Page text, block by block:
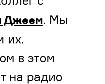
Джеем. Мы
их.
в этом
на радио